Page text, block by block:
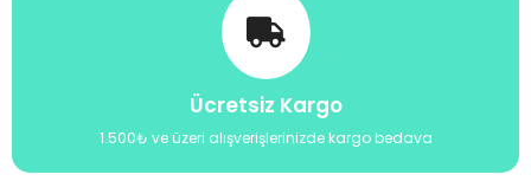
Ücretsiz Kargo
1.500₺ ve üzeri alışverişlerinizde kargo bedava